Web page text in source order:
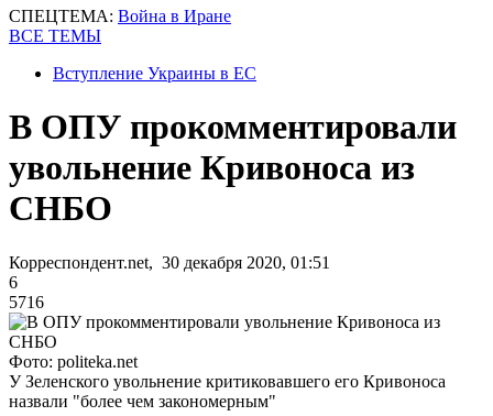
СПЕЦТЕМА: Война в Иране
ВСЕ ТЕМЫ
Вступление Украины в ЕС
В ОПУ прокомментировали
увольнение Кривоноса из
СНБО
Корреспондент.net, 30 декабря 2020, 01:51
6
5716
Фото: politeka.net
У Зеленского увольнение критиковавшего его Кривоноса
назвали "более чем закономерным"